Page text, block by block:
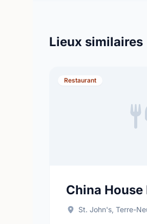
Lieux similaires
Restaurant
China
St. John's, Terre-